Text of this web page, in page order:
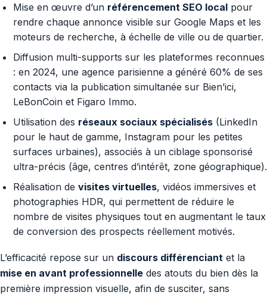
Mise en œuvre d’un référencement SEO local pour
rendre chaque annonce visible sur Google Maps et les
moteurs de recherche, à échelle de ville ou de quartier.
Diffusion multi-supports sur les plateformes reconnues
: en 2024, une agence parisienne a généré 60% de ses
contacts via la publication simultanée sur Bien’ici,
LeBonCoin et Figaro Immo.
Utilisation des réseaux sociaux spécialisés (LinkedIn
pour le haut de gamme, Instagram pour les petites
surfaces urbaines), associés à un ciblage sponsorisé
ultra-précis (âge, centres d’intérêt, zone géographique).
Réalisation de visites virtuelles, vidéos immersives et
photographies HDR, qui permettent de réduire le
nombre de visites physiques tout en augmentant le taux
de conversion des prospects réellement motivés.
L’efficacité repose sur un discours différenciant et la
mise en avant professionnelle des atouts du bien dès la
première impression visuelle, afin de susciter, sans